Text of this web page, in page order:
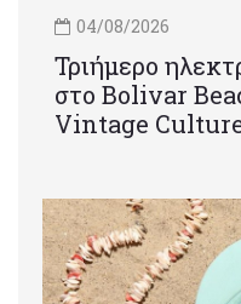
04/08/2026
Τριήμερο
στο Bolivar
Vintage